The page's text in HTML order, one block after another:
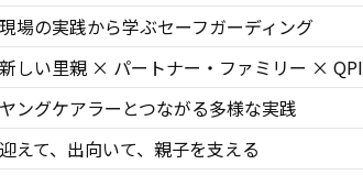
現場の実践から学ぶセーフガーディング
新しい里親 × パートナー・ファミリー × QPI
ヤングケアラーとつながる多様な実践
迎えて、出向いて、親子を支える